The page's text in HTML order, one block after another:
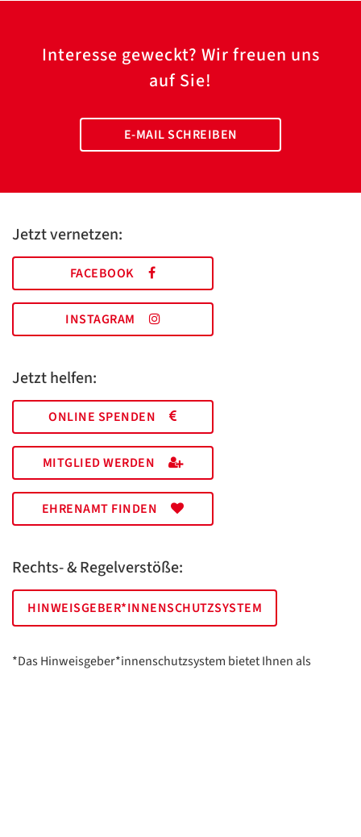
Interesse geweckt? Wir freuen uns
auf Sie!
E-MAIL SCHREIBEN
Jetzt vernetzen:
FACEBOOK
INSTAGRAM
Jetzt helfen:
ONLINE SPENDEN
MITGLIED WERDEN
EHRENAMT FINDEN
Rechts- & Regelverstöße:
HINWEISGEBER*INNENSCHUTZSYSTEM
*Das Hinweisgeber*innenschutzsystem bietet Ihnen als